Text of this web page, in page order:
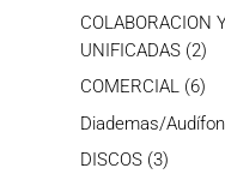
COLABORACION
UNIFICADAS 22
COMERCIAL 66
Diademas/
DISCOS 33